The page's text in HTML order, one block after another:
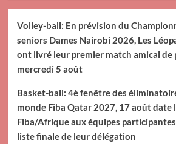
Volley-ball: En prévision du
seniors Dames Nairobi 2026, Les
ont livré leur premier match amical de
mercredi 5 août
Basket-ball: 4è fenêtre des
monde Fiba Qatar 2027, 17 août date
Fiba/Afrique aux équipes
liste finale de leur délégation